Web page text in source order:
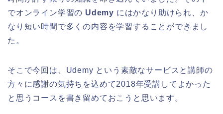
でオンライン学習の Udemy にはかなり助けられ、か
なり短い時間で多くの内容を学習することができまし
た。
そこで今回は、Udemy という素敵なサービスと講師の
方々に感謝の気持ちを込めて2018年受講してよかった
と思うコースを書き留めておこうと思います。